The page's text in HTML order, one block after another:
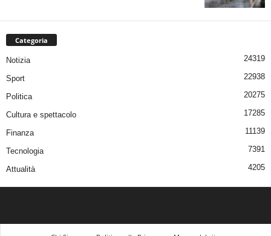
Categoria
Notizia 24319
Sport 22938
Politica 20275
Cultura e spettacolo 17285
Finanza 11139
Tecnologia 7391
Attualità 4205